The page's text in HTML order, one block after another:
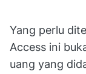
Yang perlu
Access ini
uang yang